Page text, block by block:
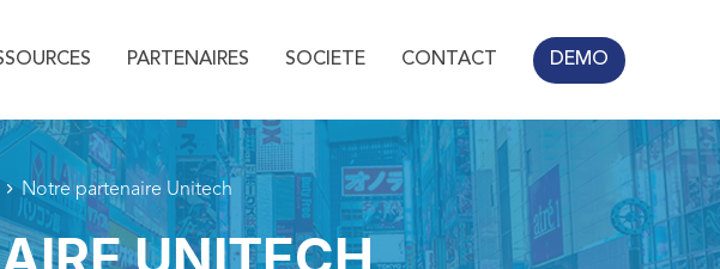
PARTENAIRES SOCIETE CONTACT DEMO
Notre partenaire Unitech